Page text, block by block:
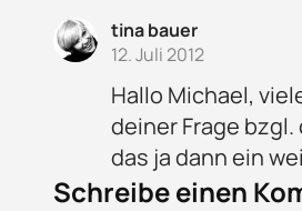
tina bauer
12. Juli 2012
Hallo Michael,
deiner Frage
das ja dann ein
Schreibe einen